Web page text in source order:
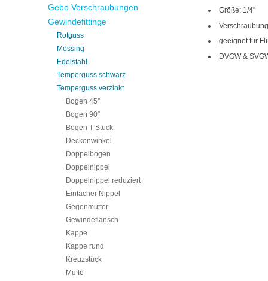
Größe: 1/4"
geeignet für
DVGW &
Gebo Verschraubungen
Gewindefittinge
Rotguss
Messing
Edelstahl
Temperguss schwarz
Temperguss verzinkt
Bogen 45°
Bogen 90°
Bogen T-Stück
Deckenwinkel
Doppelbogen
Doppelnippel
Doppelnippel reduziert
Einfacher Nippel
Gegenmutter
Gewindeflansch
Kappe
Kappe rund
Kreuzstück
Muffe